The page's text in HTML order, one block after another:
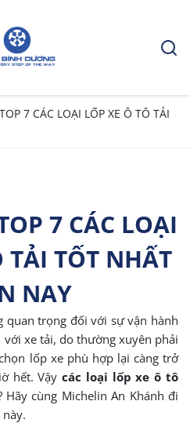
7 CÁC LOẠI LỐP XE Ô TÔ TẢI
7 CÁC LOẠI
TẢI TỐT NHẤT
NAY
quan trọng đối với sự vận hành
xe tải, do thường xuyên phải
lốp xe phù hợp lại càng trở
hết. Vậycác loại lốp xe ô tô
Hãy cùng Michelin An Khánh đi